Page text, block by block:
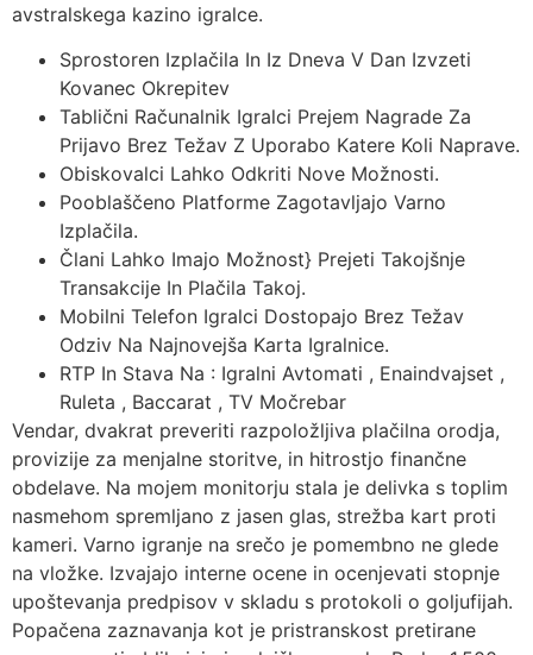
avstralskega kazino igralce.
Sprostoren Izplačila In Iz Dneva V Dan Izvzeti
Kovanec Okrepitev
Tablični Računalnik Igralci Prejem Nagrade Za
Prijavo Brez Težav Z Uporabo Katere Koli Naprave.
Obiskovalci Lahko Odkriti Nove Možnosti.
Pooblaščeno Platforme Zagotavljajo Varno
Izplačila.
Člani Lahko Imajo Možnost} Prejeti Takojšnje
Transakcije In Plačila Takoj.
Mobilni Telefon Igralci Dostopajo Brez Težav
Odziv Na Najnovejša Karta Igralnice.
RTP In Stava Na : Igralni Avtomati , Enaindvajset ,
Ruleta , Baccarat , TV Močrebar
Vendar, dvakrat preveriti razpoložljiva plačilna orodja,
provizije za menjalne storitve, in hitrostjo finančne
obdelave. Na mojem monitorju stala je delivka s toplim
nasmehom spremljano z jasen glas, strežba kart proti
kameri. Varno igranje na srečo je pomembno ne glede
na vložke. Izvajajo interne ocene in ocenjevati stopnje
upoštevanja predpisov v skladu s protokoli o goljufijah.
Popačena zaznavanja kot je pristranskost pretirane